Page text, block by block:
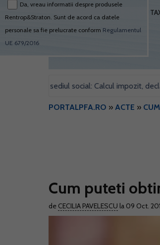
pentru sediul social: Calcul impozit,
PORTALPFA.RO » ACTE »
Cum puteti
de CECILIA PAVELESCU la 09 Oct.
Da, vreau informatii despre produsele
Rentrop&Straton. Sunt de acord ca datele
personale sa fie prelucrate conform Regulamentul
UE 679/2016